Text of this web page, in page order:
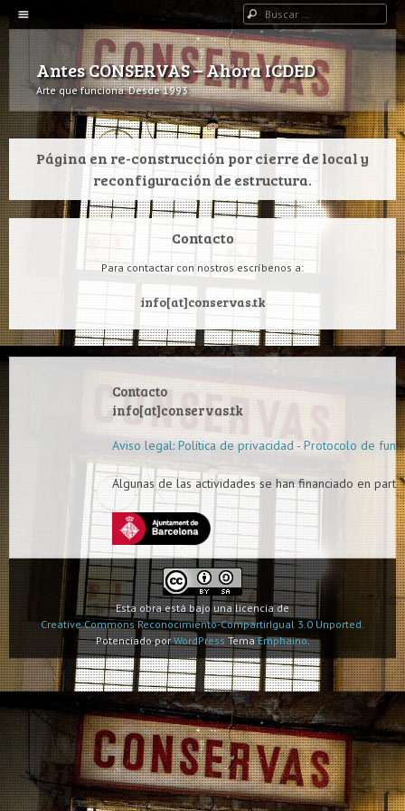
IR AL CONTENIDO
Buscar
Antes CONSERVAS – Ahora ICDED
Arte que funciona. Desde 1993.
Página en re-construcción por cierre de local y
reconfiguración de estructura.
Contacto
Para contactar con nostros escríbenos a:
info[at]conservas.tk
Contacto
info[at]conservas.tk
Aviso legal: Política de privacidad - Protocolo de
Algunas de las actividades se han financiado en
Esta obra está bajo una licencia de
Creative Commons Reconocimiento-CompartirIgual 3.0 Unported.
Potenciado porWordPressTemaEmphaino.